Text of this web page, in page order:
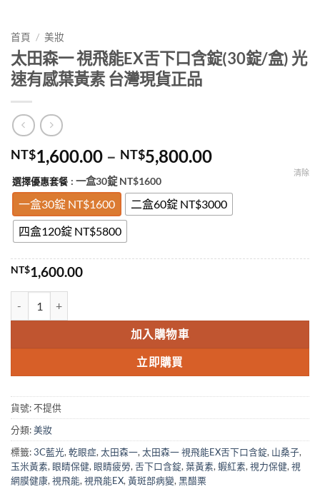
首頁 / 美妝
太田森一 視飛能EX舌下口含錠(30錠/盒) 光
速有感葉黃素 台灣現貨正品
NT$1,600.00 – NT$5,800.00價
範
圍：
NT$5,800.00
選擇優惠套餐 : 一盒30錠 NT$1600
一盒30錠 NT$1600
二盒60錠 NT$3000
四盒120錠 NT$5800
清除
NT$1,600.00
加入購物車
立即購買
貨號:不提供
分類:美妝
標籤:3C藍光,乾眼症,太田森一,太田森一 視飛能EX舌下口含錠, 山桑子,
玉米黃素, 眼睛保健, 眼睛疲勞,舌下口含錠,葉黃素, 蝦紅素,視力保健,視
網膜健康,視飛能,視飛能EX,黃斑部病變,黑醋栗